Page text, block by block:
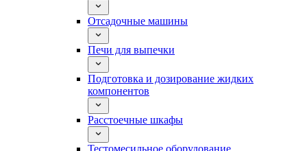
Отсадочные машины
Печи для выпечки
Подготовка и дозирование жидких
компонентов
Расстоечные шкафы
Тестомесильное оборудование